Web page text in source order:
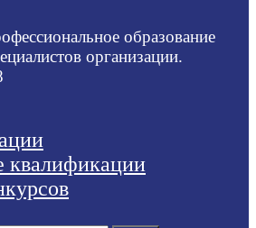
образование
организации.